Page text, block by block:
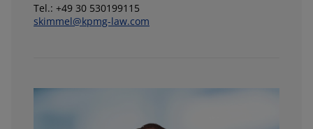
Tel.: +49 30 530199115
skimmel@kpmg-law.com